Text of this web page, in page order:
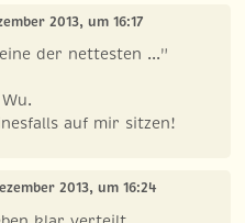
2013, um 16:17
der nettesten ..."
auf mir sitzen!
2013, um 16:24